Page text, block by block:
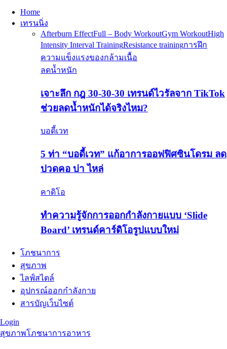
Home
เทรนนิ่ง
Afterburn EffectFull – Body WorkoutGym WorkoutHigh
Intensity Interval TrainingResistance trainingการฝึก
ความแข็งแรงของกล้ามเนื้อ
ลดน้ำหนัก
เจาะลึก กฎ 30-30-30 เทรนด์ไวรัลจาก TikTok
ช่วยลดน้ำหนักได้จริงไหม?
บอดี้เวท
5 ท่า “บอดี้เวท” แก้อาการออฟฟิศซินโดรม ลด
ปวดคอ บ่า ไหล่
คาดิโอ
ทำความรู้จักการออกกำลังกายแบบ ‘Slide
Board’ เทรนด์คาร์ดิโอรูปแบบใหม่
โภชนาการ
สุขภาพ
ไลฟ์สไตล์
อุปกรณ์ออกกำลังกาย
สารบัญเว็บไซต์
Login
สุขภาพโภชนาการอาหาร